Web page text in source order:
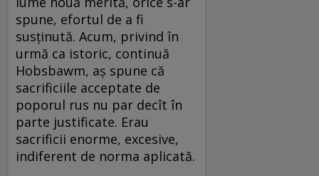
spune, efortul de a fi
susţinută. Acum, privind în
urmă ca istoric, continuă
Hobsbawm, aş spune că
sacrificiile acceptate de
poporul rus nu par decît în
parte justificate. Erau
sacrificii enorme, excesive,
indiferent de norma aplicată.